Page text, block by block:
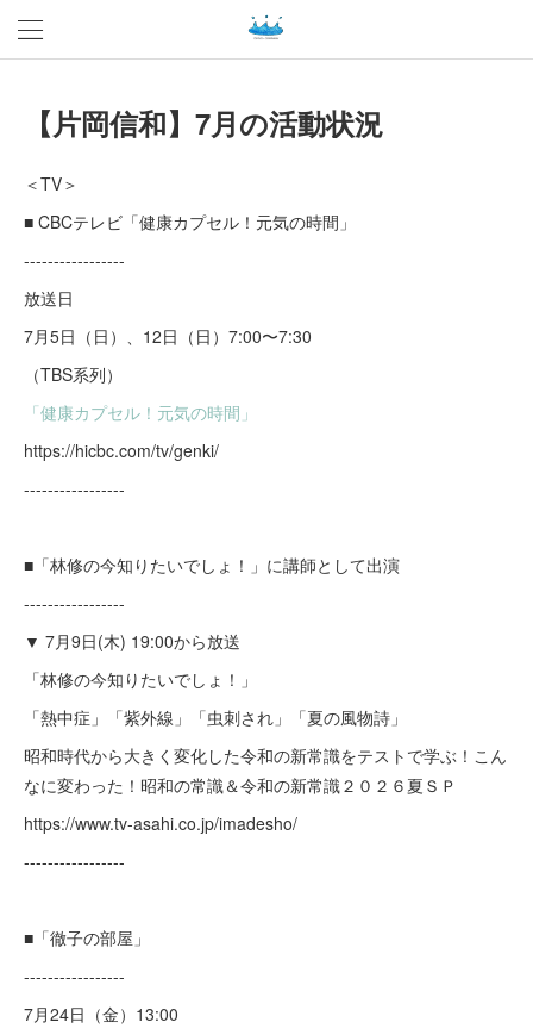
【片岡信和】7月の活動状況
＜TV＞
■ CBCテレビ「健康カプセル！元気の時間」
-----------------
放送日
7月5日（日）、12日（日）7:00〜7:30
（TBS系列）
「健康カプセル！元気の時間」
https://hicbc.com/tv/genki/
-----------------
■「林修の今知りたいでしょ！」に講師として出演
-----------------
▼ 7月9日(木) 19:00から放送
「林修の今知りたいでしょ！」
「熱中症」「紫外線」「虫刺され」「夏の風物詩」
昭和時代から大きく変化した令和の新常識をテストで学ぶ！こん
なに変わった！昭和の常識＆令和の新常識２０２６夏ＳＰ
https://www.tv-asahi.co.jp/imadesho/
-----------------
■「徹子の部屋」
-----------------
7月24日（金）13:00